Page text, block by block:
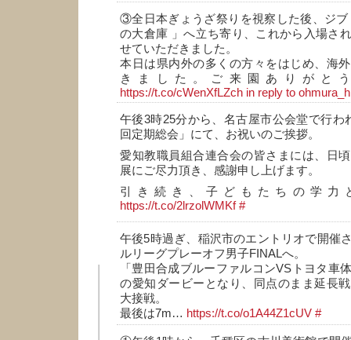
③全日本ぎょうざ祭りを視察した後、ジ
の大倉庫 」へ立ち寄り、これから入場さ
せていただきました。
本日は県内外の多くの方々をはじめ、海
きました。ご来園ありがと
https://t.co/cWenXfLZch in reply to
午後3時25分から、名古屋市公会堂で行わ
回定期総会」にて、お祝いのご挨拶。
愛知教職員組合連合会の皆さまには、日
展にご尽力頂き、感謝申し上げます。
引き続き、子どもたちの学力
https://t.co/2lrzolWMKf #
午後5時過ぎ、稲沢市のエントリオで開催
ルリーグプレーオフ男子FINALへ。
「豊田合成ブルーファルコンVSトヨタ車
の愛知ダービーとなり、同点のまま延長
大接戦。
最後は7m… https://t.co/o1A44Z1cUV #